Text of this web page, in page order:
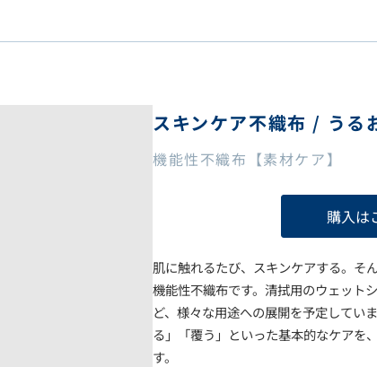
スキンケア不織布 / うる
機能性不織布【素材ケア】
購入は
肌に触れるたび、スキンケアする。そ
機能性不織布です。清拭用のウェット
ど、様々な用途への展開を予定してい
る」「覆う」といった基本的なケアを
す。